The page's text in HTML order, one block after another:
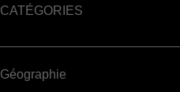
CATÉGORIES
Géographie